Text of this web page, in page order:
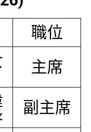
職位
主席
副主席